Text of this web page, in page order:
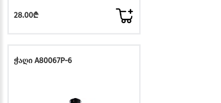
28.00₾
ჭაღი A80067P-6